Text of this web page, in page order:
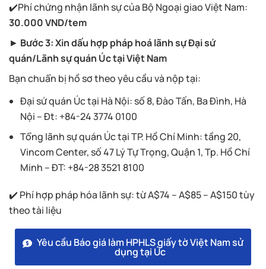
✔️Phí chứng nhận lãnh sự của Bộ Ngoại giao Việt Nam:
30.000 VND/tem
► Bước 3: Xin dấu hợp pháp hoá lãnh sự Đại sứ
quán/Lãnh sự quán Úc tại Việt Nam
Bạn chuẩn bị hồ sơ theo yêu cầu và nộp tại:
Đại sứ quán Úc tại Hà Nội: số 8, Đào Tấn, Ba Đình, Hà
Nội – Đt: +84-24 3774 0100
Tổng lãnh sự quán Úc tại TP. Hồ Chí Minh: tầng 20,
Vincom Center, số 47 Lý Tự Trọng, Quận 1, Tp. Hồ Chí
Minh – ĐT: +84-28 3521 8100
✔️ Phí hợp pháp hóa lãnh sự: từ A$74 – A$85 – A$150 tùy
theo tài liệu
Yêu cầu Báo giá làm HPHLS giấy tờ Việt Nam sử
dụng tại Úc